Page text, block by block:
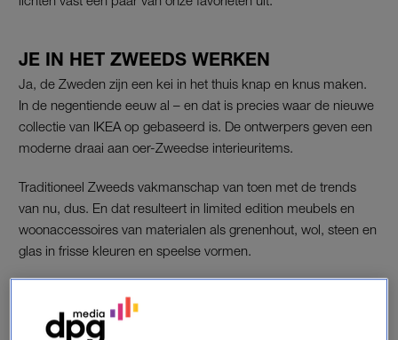
JE IN HET ZWEEDS WERKEN
Ja, de Zweden zijn een kei in het thuis knap en knus maken.
In de negentiende eeuw al – en dat is precies waar de nieuwe
collectie van IKEA op gebaseerd is. De ontwerpers geven een
moderne draai aan oer-Zweedse interieuritems.
Traditioneel Zweeds vakmanschap van toen met de trends
van nu, dus. En dat resulteert in limited edition meubels en
woonaccessoires van materialen als grenenhout, wol, steen en
glas in frisse kleuren en speelse vormen.
ONZE FAVORIETEN UIT DE LIMITED
IKEA-COLLECTIE